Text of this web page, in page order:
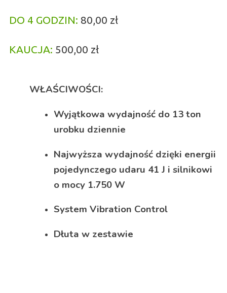
DO 4 GODZIN: 80,00 zł
KAUCJA: 500,00 zł
WŁAŚCIWOŚCI:
Wyjątkowa wydajność do 13 ton
urobku dziennie
Najwyższa wydajność dzięki energii
pojedynczego udaru 41 J i silnikowi
o mocy 1.750 W
System Vibration Control
Dłuta w zestawie